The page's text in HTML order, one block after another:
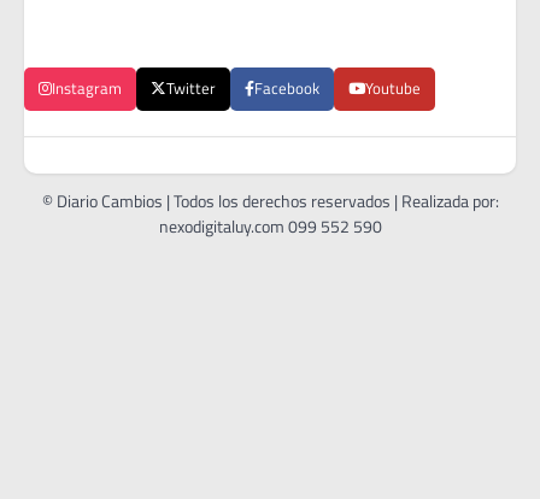
Instagram Twitter Facebook Youtube